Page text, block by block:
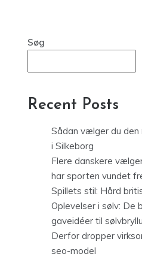
Søg
Recent Posts
Sådan vælger du
i Silkeborg
Flere danskere
har sporten vundet
Spillets stil: Hård
Oplevelser i sølv: De
gaveidéer til
Derfor dropper
seo-model